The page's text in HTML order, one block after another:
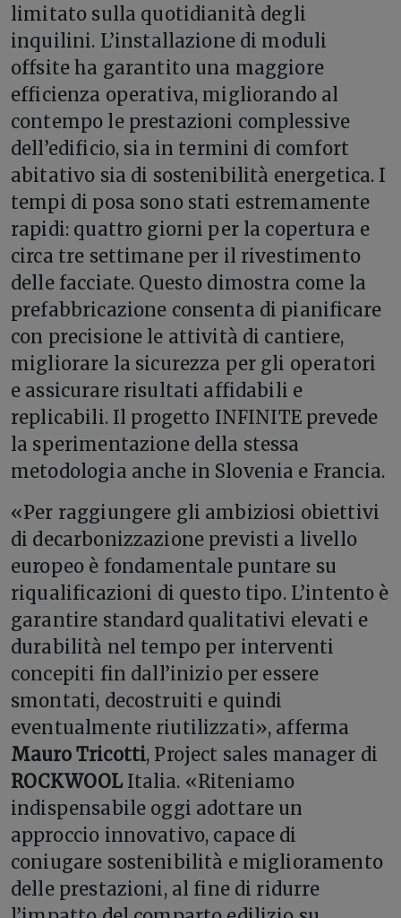
limitato sulla quotidianità degli
inquilini. L’installazione di moduli
offsite ha garantito una maggiore
efficienza operativa, migliorando al
contempo le prestazioni complessive
dell’edificio, sia in termini di comfort
abitativo sia di sostenibilità energetica. I
tempi di posa sono stati estremamente
rapidi: quattro giorni per la copertura e
circa tre settimane per il rivestimento
delle facciate. Questo dimostra come la
prefabbricazione consenta di pianificare
con precisione le attività di cantiere,
migliorare la sicurezza per gli operatori
e assicurare risultati affidabili e
replicabili. Il progetto INFINITE prevede
la sperimentazione della stessa
metodologia anche in Slovenia e Francia.
«Per raggiungere gli ambiziosi obiettivi
di decarbonizzazione previsti a livello
europeo è fondamentale puntare su
riqualificazioni di questo tipo. L’intento è
garantire standard qualitativi elevati e
durabilità nel tempo per interventi
concepiti fin dall’inizio per essere
smontati, decostruiti e quindi
eventualmente riutilizzati», afferma
Mauro Tricotti, Project sales manager di
ROCKWOOL Italia. «Riteniamo
indispensabile oggi adottare un
approccio innovativo, capace di
coniugare sostenibilità e miglioramento
delle prestazioni, al fine di ridurre